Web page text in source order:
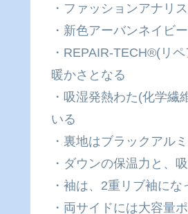
・ファッションアナリ
・新色アーバンネイビ
・REPAIR-TECH®(リ
暖かさとなる
・吸湿発熱わた(化学
いる
・裏地はブラックアル
・ダウンの保温力と、
・袖は、2重リブ袖に
・両サイドには大容量